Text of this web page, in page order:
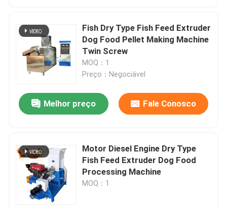
Fish Dry Type Fish Feed Extruder
Dog Food Pellet Making Machine
Twin Screw
MOQ：1
Preço：Negociável
Melhor preço Fale Conosco
Motor Diesel Engine Dry Type
Fish Feed Extruder Dog Food
Processing Machine
MOQ：1